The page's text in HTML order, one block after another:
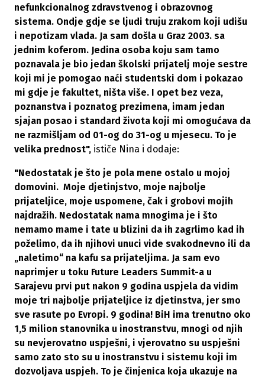
nefunkcionalnog zdravstvenog i obrazovnog
sistema. Ondje gdje se ljudi truju zrakom koji udišu
i nepotizam vlada. Ja sam došla u Graz 2003. sa
jednim koferom. Jedina osoba koju sam tamo
poznavala je bio jedan školski prijatelj moje sestre
koji mi je pomogao naći studentski dom i pokazao
mi gdje je fakultet, ništa više. I opet bez veza,
poznanstva i poznatog prezimena, imam jedan
sjajan posao i standard života koji mi omogućava da
ne razmišljam od 01-og do 31-og u mjesecu. To je
velika prednost", ističe Nina i dodaje:
"Nedostatak je što je pola mene ostalo u mojoj
domovini. Moje djetinjstvo, moje najbolje
prijateljice, moje uspomene, čak i grobovi mojih
najdražih. Nedostatak nama mnogima je i što
nemamo mame i tate u blizini da ih zagrlimo kad ih
poželimo, da ih njihovi unuci vide svakodnevno ili da
„naletimo“ na kafu sa prijateljima. Ja sam evo
naprimjer u toku Future Leaders Summit-a u
Sarajevu prvi put nakon 9 godina uspjela da vidim
moje tri najbolje prijateljice iz djetinstva, jer smo
sve rasute po Evropi. 9 godina! BiH ima trenutno oko
1,5 milion stanovnika u inostranstvu, mnogi od njih
su nevjerovatno uspješni, i vjerovatno su uspješni
samo zato sto su u inostranstvu i sistemu koji im
dozvoljava uspjeh. To je činjenica koja ukazuje na